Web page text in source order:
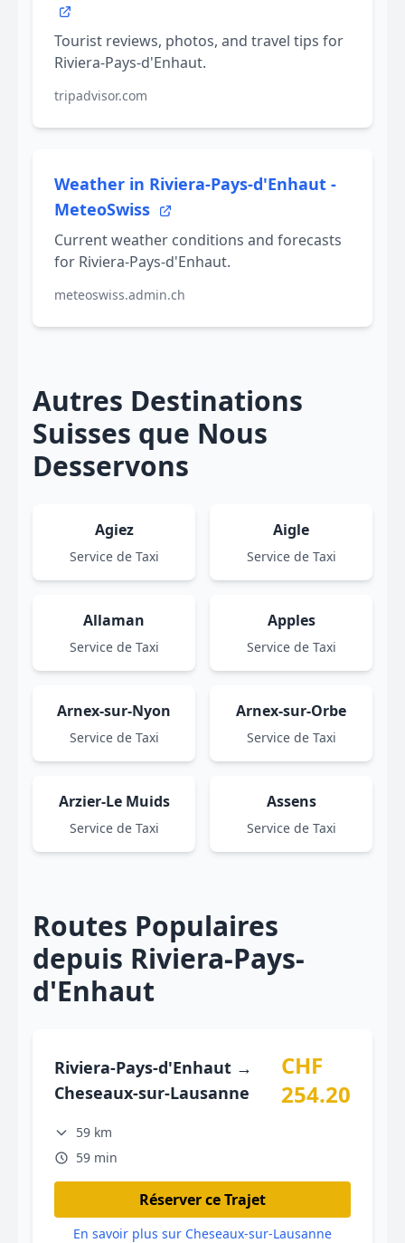
Tourist reviews, photos, and travel tips for
Riviera-Pays-d'Enhaut.
tripadvisor.com
Weather in Riviera-Pays-d'Enhaut -
MeteoSwiss
Current weather conditions and forecasts
for Riviera-Pays-d'Enhaut.
meteoswiss.admin.ch
Autres Destinations
Suisses que Nous
Desservons
Agiez
Service de Taxi
Aigle
Service de Taxi
Allaman
Service de Taxi
Apples
Service de Taxi
Arnex-sur-Nyon
Service de Taxi
Arnex-sur-Orbe
Service de Taxi
Arzier-Le Muids
Service de Taxi
Assens
Service de Taxi
Routes Populaires
depuis Riviera-Pays-
d'Enhaut
Riviera-Pays-d'Enhaut →
Cheseaux-sur-Lausanne
CHF
254.20
59 km
59 min
Réserver ce Trajet
En savoir plus sur Cheseaux-sur-Lausanne